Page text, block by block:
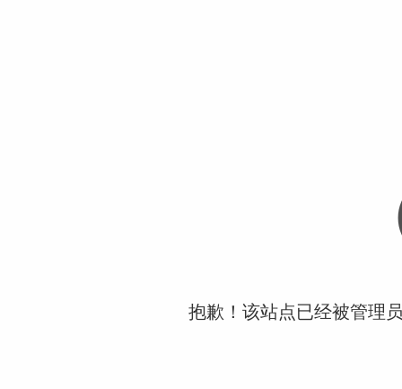
抱歉！该站点已经被管理